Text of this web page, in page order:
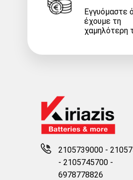
Εγγυόμαστε
έχουμε τη
χαμηλότερη
2105739000 -
-2105745700 -
6978778826